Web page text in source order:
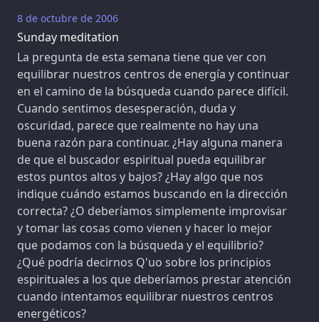
8 de octubre de 2006
Sunday meditation
La pregunta de esta semana tiene que ver con
equilibrar nuestros centros de energía y continuar
en el camino de la búsqueda cuando parece difícil.
Cuando sentimos desesperación, duda y
oscuridad, parece que realmente no hay una
buena razón para continuar. ¿Hay alguna manera
de que el buscador espiritual pueda equilibrar
estos puntos altos y bajos? ¿Hay algo que nos
indique cuándo estamos buscando en la dirección
correcta? ¿O deberíamos simplemente improvisar
y tomar las cosas como vienen y hacer lo mejor
que podamos con la búsqueda y el equilibrio?
¿Qué podría decirnos Q'uo sobre los principios
espirituales a los que deberíamos prestar atención
cuando intentamos equilibrar nuestros centros
energéticos?